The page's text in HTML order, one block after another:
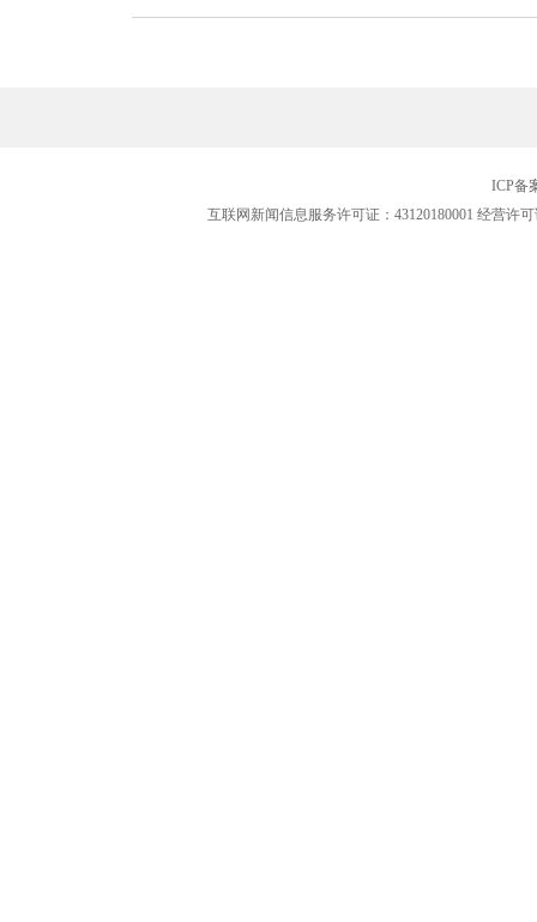
ICP备
互联网新闻信息服务许可证：43120180001 经营许可